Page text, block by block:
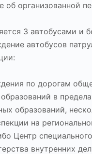
организованной
3 автобусами и
автобусов
по дорогам
в
образований,
на
Центр
внутренних